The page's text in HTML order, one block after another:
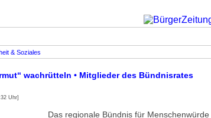
& Soziales
wachrütteln • Mitglieder des Bündnisrates
Uhr]
Das regionale Bündnis für Menschenwürde